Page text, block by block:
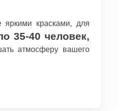
яркими красками, для
35-40 человек,
атмосферу вашего